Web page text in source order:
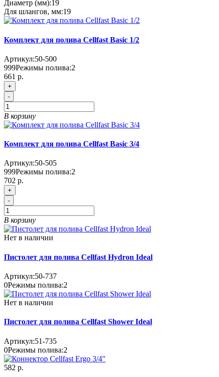
Диаметр (мм):19
Для шлангов, мм:19
Комплект для полива Cellfast Basic 1/2
Артикул:50-500
999Режимы полива:2
661 р.
+
-
В корзину
Комплект для полива Cellfast Basic 3/4
Артикул:50-505
999Режимы полива:2
702 р.
+
-
В корзину
Нет в наличии
Пистолет для полива Cellfast Hydron Ideal
Артикул:50-737
0Режимы полива:2
Нет в наличии
Пистолет для полива Cellfast Shower Ideal
Артикул:51-735
0Режимы полива:2
582 р.